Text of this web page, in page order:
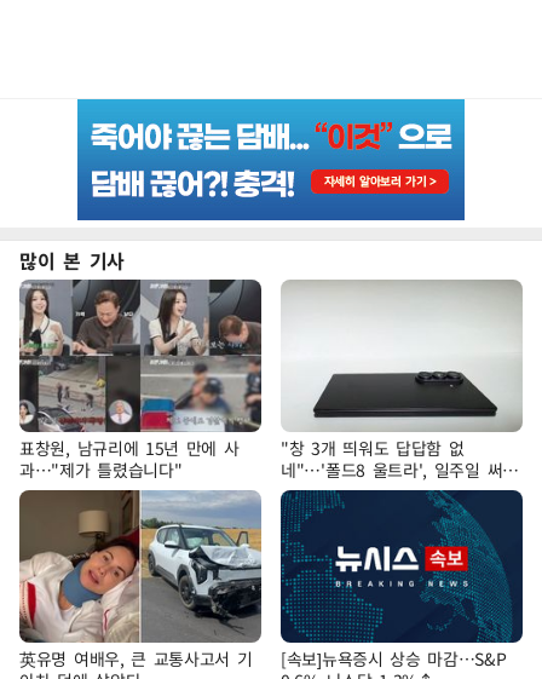
많이 본 기사
표창원, 남규리에 15년 만에 사
과…"제가 틀렸습니다"
"창 3개 띄워도 답답함 없
네"…'폴드8 울트라', 일주일 써보
니
英유명 여배우, 큰 교통사고서 기
[속보]뉴욕증시 상승 마감…S&P